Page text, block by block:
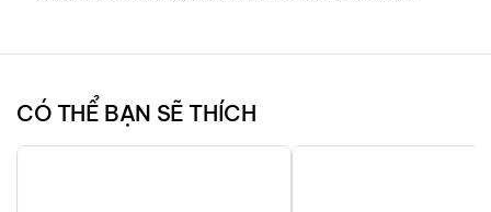
CÓ THỂ BẠN SẼ THÍCH